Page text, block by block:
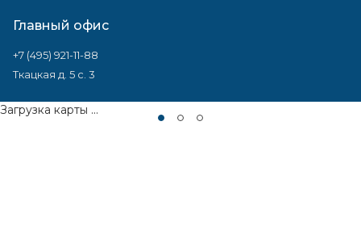
Главный офис
+7 (495) 921-11-88
Ткацкая д. 5 с. 3
Загрузка карты ...